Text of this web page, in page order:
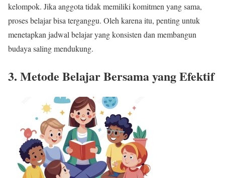
kelompok. Jika anggota tidak memiliki komitmen yang sama,
proses belajar bisa terganggu. Oleh karena itu, penting untuk
menetapkan jadwal belajar yang konsisten dan membangun
budaya saling mendukung.
3. Metode Belajar Bersama yang Efektif